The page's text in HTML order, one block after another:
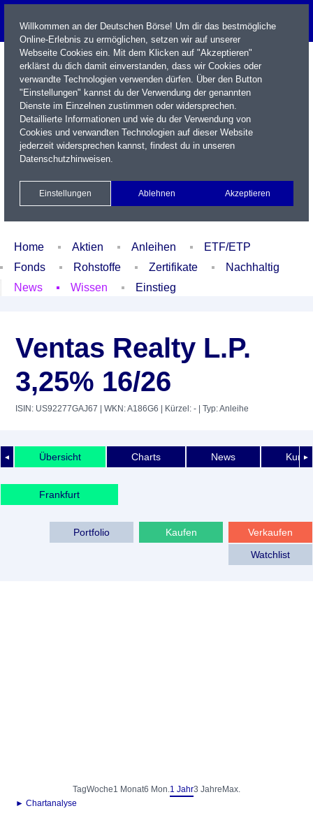
Name / WKN / ISIN / Kürzel
Xetra Realtime
Watchlist Portfolio Login
Home Aktien Anleihen
ETF/ETP
Fonds
Rohstoffe Zertifikate
Nachhaltig
News
Wissen Einstieg
Ventas Realty L.P.
3,25% 16/26
ISIN: US92277GAJ67 | WKN: A186G6 | Kürzel: - | Typ: Anleihe
◄ ►
Übersicht Charts News
Frankfurt
Verkaufen
Kaufen
Portfolio
Watchlist
TagWoche1 Monat6 Mon.1 Jahr3 Jahre Max.
► Chartanalyse
Willkommen an der Deutschen Börse! Um dir das bestmögliche
Online-Erlebnis zu ermöglichen, setzen wir auf unserer
Webseite Cookies ein. Mit dem Klicken auf "Akzeptieren"
erklärst du dich damit einverstanden, dass wir Cookies oder
verwandte Technologien verwenden dürfen. Über den Button
"Einstellungen" kannst du der Verwendung der genannten
Dienste im Einzelnen zustimmen oder widersprechen.
Detaillierte Informationen und wie du der Verwendung von
Cookies und verwandten Technologien auf dieser Website
jederzeit widersprechen kannst, findest du in unseren
Datenschutzhinweisen.
Einstellungen Ablehnen Akzeptieren